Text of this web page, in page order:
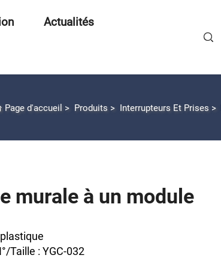
Actualités
Page d'accueil > Produits > Interrupteurs Et Prises >
murale à un module
Taille : YGC-032